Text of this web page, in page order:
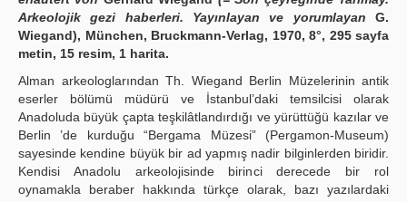
Arkeolojik gezi haberleri. Yayınlayan ve yorumlayan G.
Wiegand), München, Bruckmann-Verlag, 1970, 8°, 295 sayfa
metin, 15 resim, 1 harita.
Alman arkeologlarından Th. Wiegand Berlin Müzelerinin antik
eserler bölümü müdürü ve İstanbul’daki temsilcisi olarak
Anadoluda büyük çapta teşkilâtlandırdığı ve yürüttüğü kazılar ve
Berlin ’de kurduğu “Bergama Müzesi” (Pergamon-Museum)
sayesinde kendine büyük bir ad yapmış nadir bilginlerden biridir.
Kendisi Anadolu arkeolojisinde birinci derecede bir rol
oynamakla beraber hakkında türkçe olarak, bazı yazılardaki